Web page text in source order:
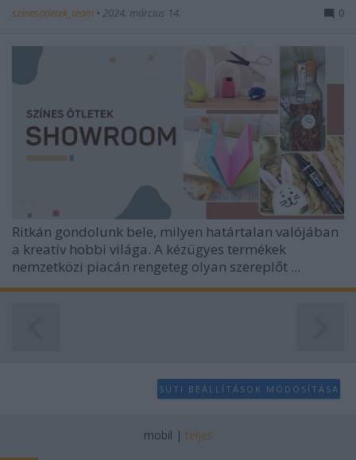
színesötletek_team • 2024. március 14. 0
Ritkán gondolunk bele, milyen határtalan valójában
a kreatív hobbi világa. A kézügyes termékek
nemzetközi piacán rengeteg olyan szereplőt ...
SÜTI BEÁLLÍTÁSOK MÓDOSÍTÁSA
mobil | teljes